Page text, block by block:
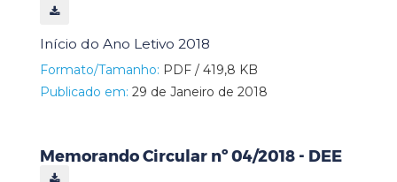
Início do Ano Letivo 2018
Formato/Tamanho: PDF / 419,8 KB
Publicado em: 29 de Janeiro de 2018
Memorando Circular nº 04/2018 - DEE